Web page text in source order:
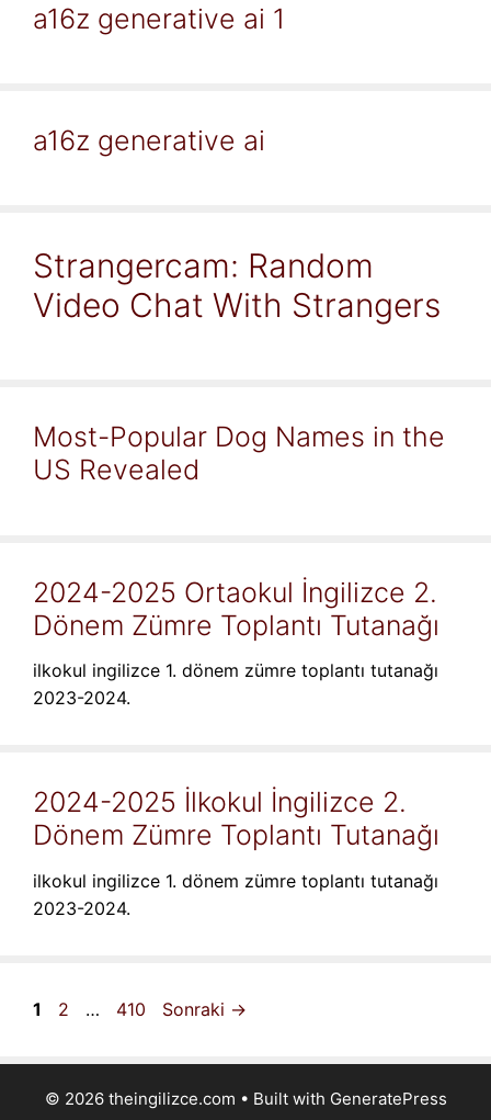
a16z generative ai 1
a16z generative ai
Strangercam: Random
Video Chat With Strangers
Most-Popular Dog Names in the
US Revealed
2024-2025 Ortaokul İngilizce 2.
Dönem Zümre Toplantı Tutanağı
ilkokul ingilizce 1. dönem zümre toplantı tutanağı
2023-2024.
2024-2025 İlkokul İngilizce 2.
Dönem Zümre Toplantı Tutanağı
ilkokul ingilizce 1. dönem zümre toplantı tutanağı
2023-2024.
Sayfa
1 Sayfa
2 … Sayfa
410 Sonraki →
© 2026 theingilizce.com • Built with GeneratePress